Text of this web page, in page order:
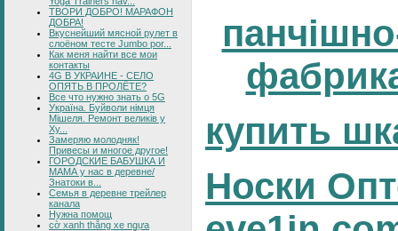
ТВОРИ ДОБРО! МАРАФОН
ДОБРА!
Вкуснейший мясной рулет в
слоёном тесте Jumbo por...
Как меня найти все мои
контакты
4G В УКРАИНЕ - СЕЛО
ОПЯТЬ В ПРОЛЁТЕ?
Все что нужно знать о 5G
Україна. Буйволи німця
Мішеля. Ремонт великів у
Ху...
Замеряю молодняк!
Привесы и многое другое!
ГОРОДСКИЕ БАБУШКА И
МАМА у нас в деревне/
Знатоки в...
Семья в деревне трейлер
канала
Нужна помощ
cờ xanh thắng xe ngựa
купить
Носки